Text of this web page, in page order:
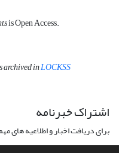
is Open Access.
archived inLOCKSS
اشتراک خبرنامه
برای دریافت اخبار و اطلاعیه